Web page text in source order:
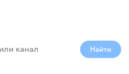
Найти